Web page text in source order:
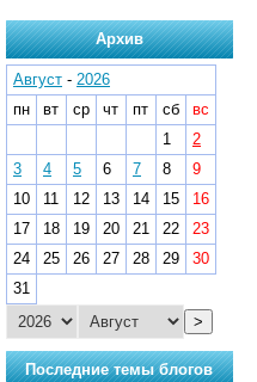
Архив
Август - 2026
пн
вт ср чт пт сб
вс
1
2
3
4 5 6 7 8
9
10
11 12 13 14 15
16
17
18 19 20 21 22
23
24
25 26 27 28 29
30
31
>
Последние темы блогов